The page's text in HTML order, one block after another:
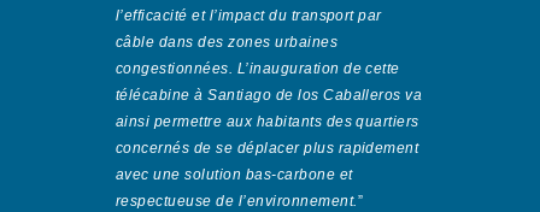
l’efficacité et l’impact du transport par
câble dans des zones urbaines
congestionnées. L’inauguration de cette
télécabine à Santiago de los Caballeros va
ainsi permettre aux habitants des quartiers
concernés de se déplacer plus rapidement
avec une solution bas-carbone et
respectueuse de l’environnement.”